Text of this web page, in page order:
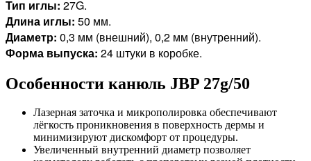
Тип иглы: 27G.
Длина иглы: 50 мм.
Диаметр: 0,3 мм (внешний), 0,2 мм (внутренний).
Форма выпуска: 24 штуки в коробке.
Особенности канюль JBP 27g/50
Лазерная заточка и микрополировка обеспечивают
лёгкость проникновения в поверхность дермы и
минимизируют дискомфорт от процедуры.
Увеличенный внутренний диаметр позволяет